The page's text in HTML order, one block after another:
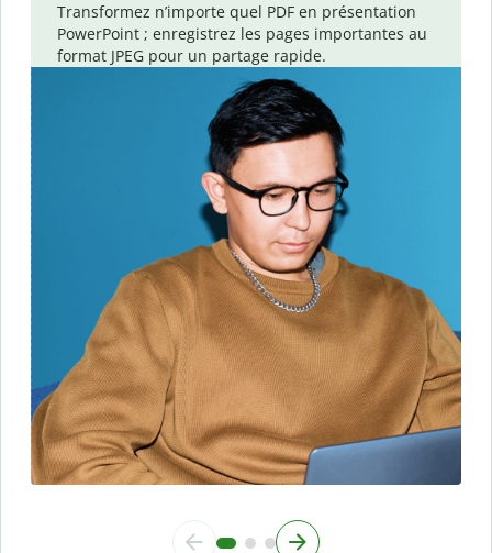
Transformez n’importe quel PDF en présentation
PowerPoint ; enregistrez les pages importantes au
format JPEG pour un partage rapide.